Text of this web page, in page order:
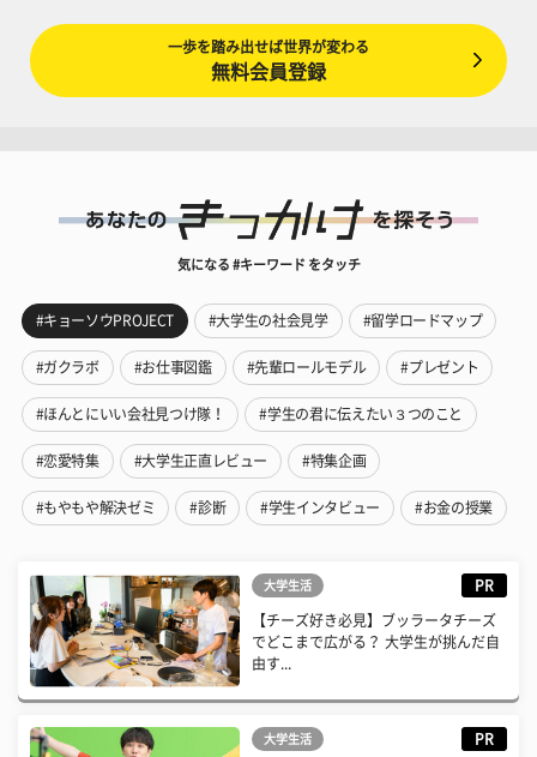
一歩を踏み出せば世界が変わる
無料会員登録
気になる #キーワード をタッチ
#キョーソウPROJECT #大学生の社会見学 #留学ロードマップ
#ガクラボ #お仕事図鑑 #先輩ロールモデル #プレゼント
#ほんとにいい会社見つけ隊！ #学生の君に伝えたい３つのこと
#恋愛特集 #大学生正直レビュー #特集企画
#もやもや解決ゼミ #診断 #学生インタビュー #お金の授業
大学生活 PR
【チーズ好き必見】ブッラータチーズ
でどこまで広がる？ 大学生が挑んだ自
由す...
大学生活 PR